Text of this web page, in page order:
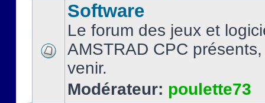
Software
Le forum des jeux et
AMSTRAD CPC
venir.
Modérateur: poulette73